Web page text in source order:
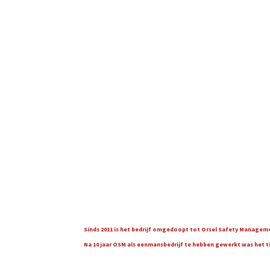
Sinds 2011 is het bedrijf omgedoopt tot Orsel Safety
Na 10 jaar OSM als eenmansbedrijf te hebben gewerkt was